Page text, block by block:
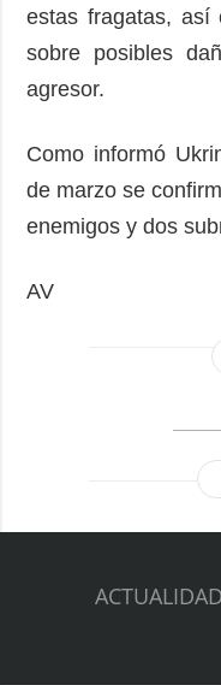
estas fragatas, así
sobre posibles
agresor.
Como informó
de marzo se
enemigos y dos
AV
ACTUALIDAD